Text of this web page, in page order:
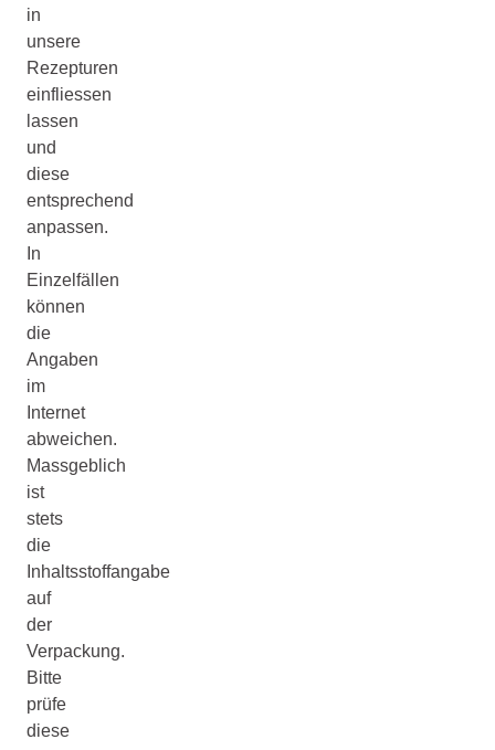
in
unsere
Rezepturen
einfliessen
lassen
und
diese
entsprechend
anpassen.
In
Einzelfällen
können
die
Angaben
im
Internet
abweichen.
Massgeblich
ist
stets
die
Inhaltsstoffangabe
auf
der
Verpackung.
Bitte
prüfe
diese